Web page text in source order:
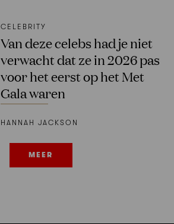
CELEBRITY
Van deze celebs had je niet
verwacht dat ze in 2026 pas
voor het eerst op het Met
Gala waren
HANNAH JACKSON
MEER